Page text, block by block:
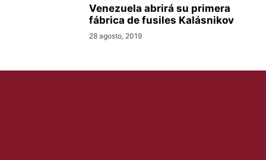
Venezuela abrirá su primera
fábrica de fusiles Kalásnikov
28 agosto, 2019